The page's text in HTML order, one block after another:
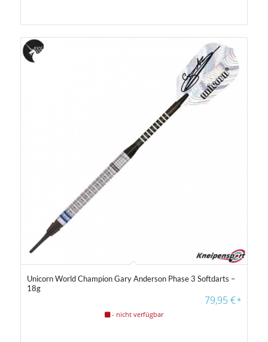
Unicorn World Champion Gary Anderson Phase 3 Softdarts –
18g
79,95€*
- nicht verfügbar